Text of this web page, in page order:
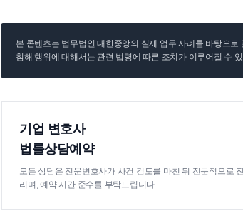
본 콘텐츠는 법무법인 대한중앙의 실제 업무 사례를 바탕으
침해 행위에 대해서는 관련 법령에 따른 조치가 이루어질 수
기업 변호사
법률상담예약
모든 상담은 전문변호사가 사건 검토를 마친 뒤 전문적으로
리며, 예약 시간 준수를 부탁드립니다.